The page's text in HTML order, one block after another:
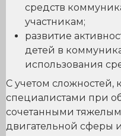
средств
участникам;
развитие
детей в
использования
С учетом сложностей,
специалистами при
сочетанными
двигательной сферы